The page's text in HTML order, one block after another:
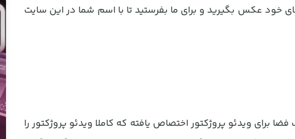
خود عکس بگیرید و برای ما بفرستید تا با اسم شما در این سایت
ویدئو پروژکتور اختصاص یافته که کاملا ویدئو پروژکتور را